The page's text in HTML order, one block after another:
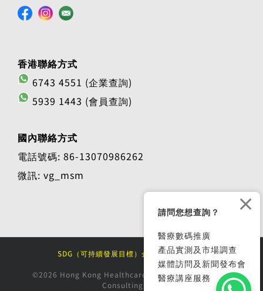
香港聯絡方式
6743 4551 (企業查詢)
5939 1443 (會員查詢)
國內聯絡方式
電話號碼: 86-13070986262
微訊: vg_msm
SDG（可持續發展目標）企業大獎 2025/26
©2026 Hong Kong Healthcare Market Research and
Consulting Ltd.
請問您想查詢？
醫療數碼推廣
產品實測及市場調查
媒體訪問及新聞發布會
醫療講座服務
×